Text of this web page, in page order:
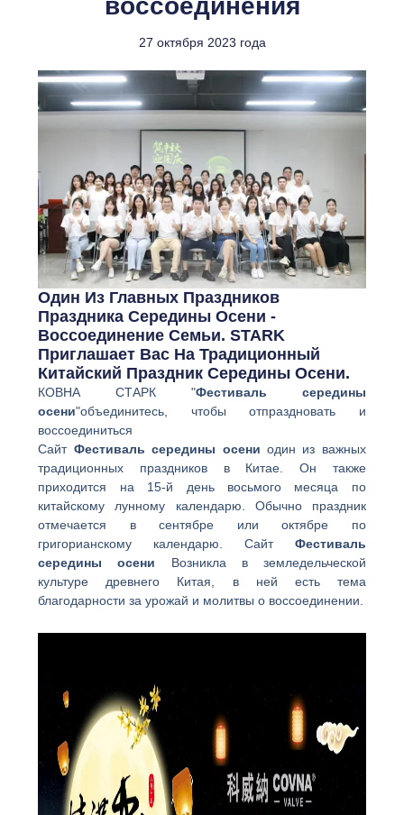
воссоединения
27 октября 2023 года
Один Из Главных Праздников
Праздника Середины Осени -
Воссоединение Семьи. STARK
Приглашает Вас На Традиционный
Китайский Праздник Середины Осени.
КОВНА СТАРК "Фестиваль середины
осени"объединитесь, чтобы отпраздновать и
воссоединиться
Сайт Фестиваль середины осени один из важных
традиционных праздников в Китае. Он также
приходится на 15-й день восьмого месяца по
китайскому лунному календарю. Обычно праздник
отмечается в сентябре или октябре по
григорианскому календарю. Сайт Фестиваль
середины осени Возникла в земледельческой
культуре древнего Китая, в ней есть тема
благодарности за урожай и молитвы о воссоединении.